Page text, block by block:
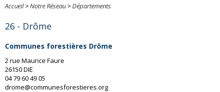
Accueil>Notre Réseau >Départements
26 - Drôme
Communes forestières Drôme
2 rue Maurice Faure
26150 DIE
04 79 60 49 05
drome@communesforestieres.org